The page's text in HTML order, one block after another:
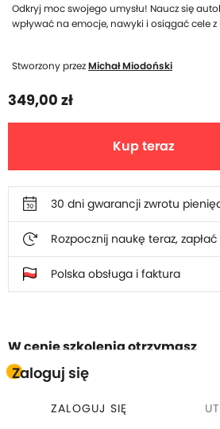
Zaloguj się
ZALOGUJ SIĘ
Odkryj moc swojego umysłu! Naucz się
wpływać na emocje, nawyki i osiągać cele
Stworzony przezMichał Miodoński
349,00 zł
Kup teraz
30 dni gwarancji zwrotu
Rozpocznij naukę teraz,
Polska obsługa i faktura
W cenie szkolenia otrzymasz
chcesz